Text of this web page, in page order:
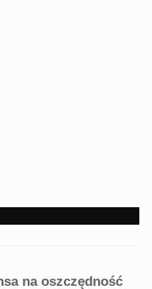
na oszczędność